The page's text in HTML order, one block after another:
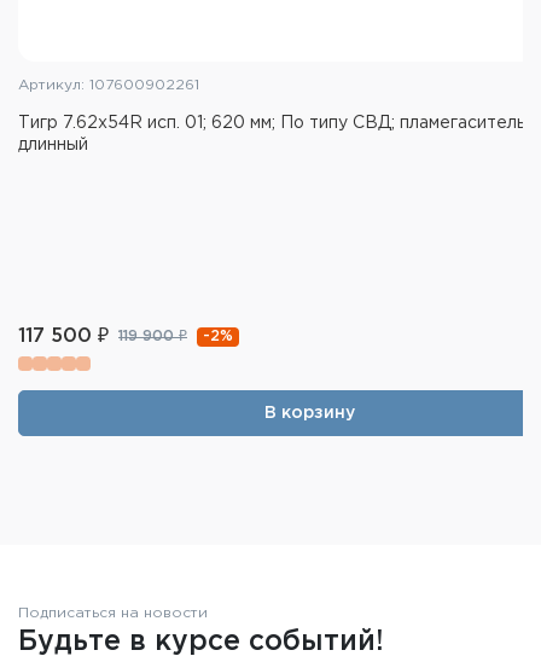
Артикул: 107600902261
Тигр 7.62x54R исп. 01; 620 мм; По типу СВД; пламегаситель
длинный
117 500 ₽ 119 900 ₽ -2%
В корзину
Подписаться на новости
Будьте в курсе событий!